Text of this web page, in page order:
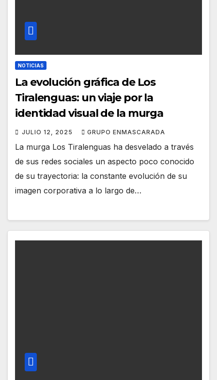
NOTICIAS
La evolución gráfica de Los
Tiralenguas: un viaje por la
identidad visual de la murga
JULIO 12, 2025 GRUPO ENMASCARADA
La murga Los Tiralenguas ha desvelado a través
de sus redes sociales un aspecto poco conocido
de su trayectoria: la constante evolución de su
imagen corporativa a lo largo de…